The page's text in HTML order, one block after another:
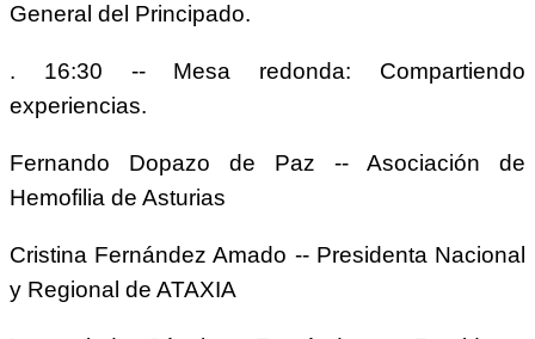
General del Principado.
. 16:30 -- Mesa redonda: Compartiendo
experiencias.
Fernando Dopazo de Paz -- Asociación de
Hemofilia de Asturias
Cristina Fernández Amado -- Presidenta Nacional
y Regional de ATAXIA